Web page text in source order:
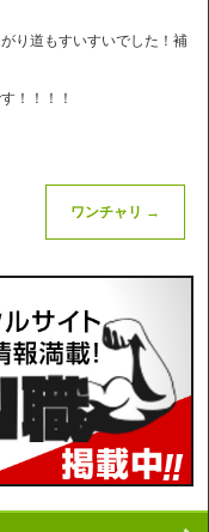
り道もすいすいでした！補
！！！！
ワンチャリ →